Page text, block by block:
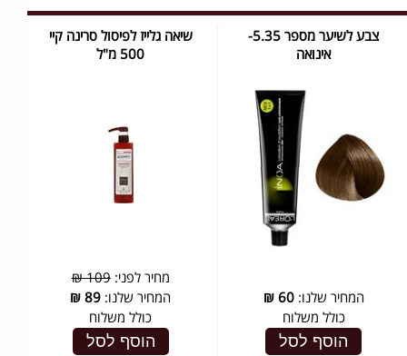
צבע לשיער מספר 5.35-
אינואה
המחיר שלנו:60
₪
כולל משלוח
הוסף לסל
שיאה גלייז לפיסול סרינה קיי
500 מ"ל
מחיר לפני:109 ₪
המחיר שלנו: 89
₪
כולל משלוח
הוסף לסל